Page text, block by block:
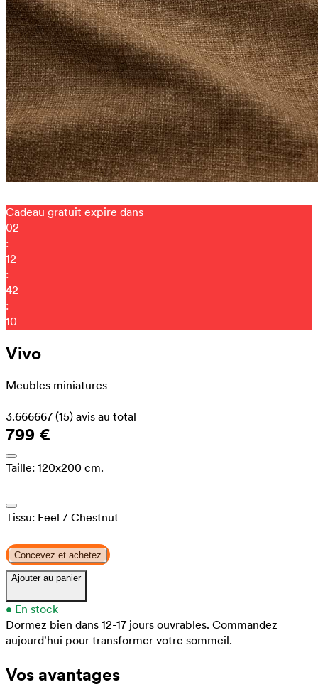
Cadeau gratuit expire dans
02
:
12
:
42
:
04
Vivo
Meubles miniatures
3.666667 (15) avis au total
799 €
Taille: 120x200 cm.
Tissu: Feel / Chestnut
Concevez et achetez
Ajouter au panier
• En stock
Dormez bien dans 12-17 jours ouvrables. Commandez
aujourd'hui pour transformer votre sommeil.
Vos avantages